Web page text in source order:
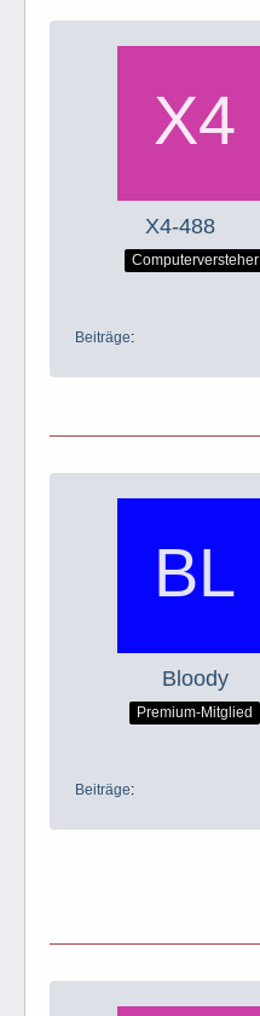
X4-488
Computerversteher
Beiträge
Bloody
Premium-Mitglied
Beiträge